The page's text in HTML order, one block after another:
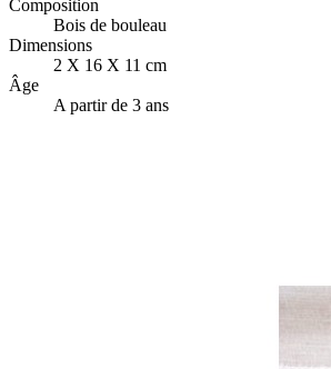
Composition
Bois de bouleau
Dimensions
2 X 16 X 11 cm
Âge
A partir de 3 ans